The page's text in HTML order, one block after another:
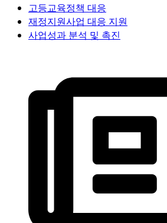
고등교육정책 대응
재정지원사업 대응 지원
사업성과 분석 및 촉진